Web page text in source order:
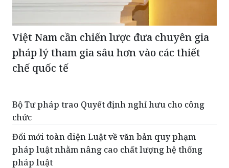
Việt Nam cần chiến lược đưa chuyên gia
pháp lý tham gia sâu hơn vào các thiết
chế quốc tế
Bộ Tư pháp trao Quyết định nghỉ hưu cho công
chức
Đổi mới toàn diện Luật về văn bản quy phạm
pháp luật nhằm nâng cao chất lượng hệ thống
pháp luật